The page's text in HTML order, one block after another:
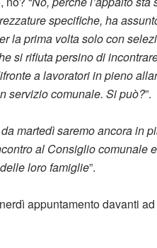
specifiche, ha
la prima volta solo con
si rifiuta persino di
a lavoratori in pieno
servizio comunale. Si può?”.
martedì saremo ancora in
al Consiglio
loro famiglie”.
appuntamento davanti